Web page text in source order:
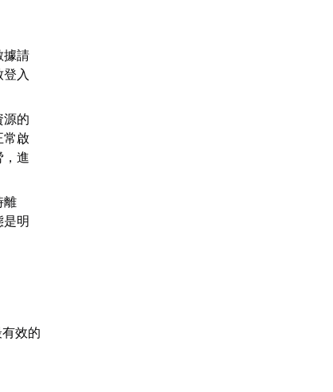
據請
入
源的
常啟
，進
離
是明
效的